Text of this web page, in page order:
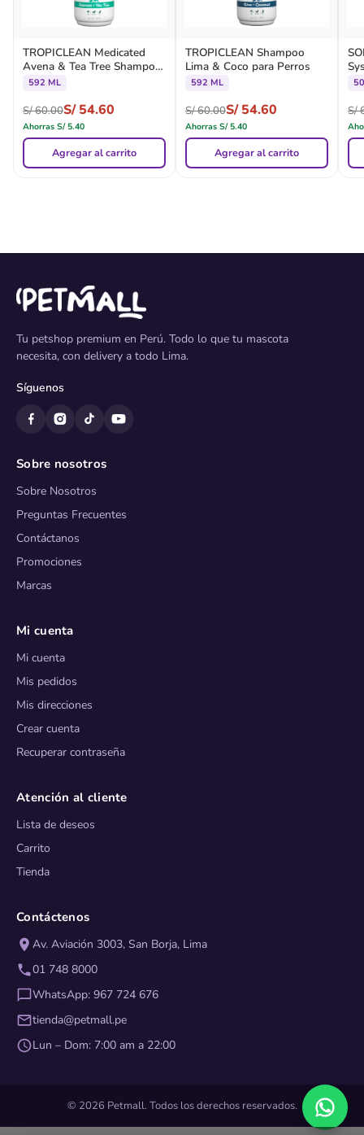
TROPICLEAN Medicated
Avena & Tea Tree Shampoo
para Perros y Gatos
592 ML
S/60.00S/54.60
Ahorras S/5.40
Agregar al carrito
TROPICLEAN Shampoo
Lima & Coco para Perros
592 ML
S/60.00S/54.60
Ahorras S/5.40
Agregar al carrito
S/
Tu petshop premium en Perú. Todo lo que tu mascota
necesita, con delivery a todo Lima.
Síguenos
Sobre nosotros
Sobre Nosotros
Preguntas Frecuentes
Contáctanos
Promociones
Marcas
Mi cuenta
Mi cuenta
Mis pedidos
Mis direcciones
Crear cuenta
Recuperar contraseña
Atención al cliente
Lista de deseos
Carrito
Tienda
Contáctenos
Av. Aviación 3003, San Borja, Lima
01 748 8000
WhatsApp: 967 724 676
tienda@petmall.pe
Lun – Dom: 7:00 am a 22:00
© 2026 Petmall. Todos los derechos reservados.